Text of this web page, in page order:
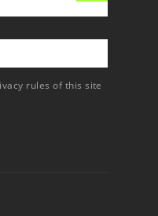
rules of this site